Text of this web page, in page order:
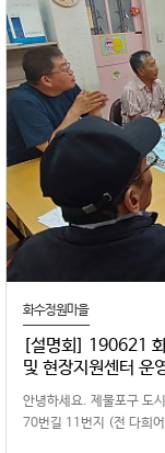
화수정원마을
[설명회] 190621
및 현장지원센터 운
안녕하세요. 제물포구 도
70번길 11번지 (전 다희